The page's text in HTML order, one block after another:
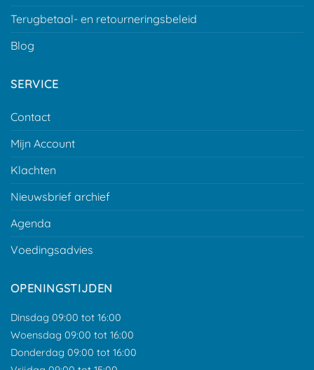
Terugbetaal- en retourneringsbeleid
Blog
SERVICE
Contact
Mijn Account
Klachten
Nieuwsbrief archief
Agenda
Voedingsadvies
OPENINGSTIJDEN
Dinsdag 09:00 tot 16:00
Woensdag 09:00 tot 16:00
Donderdag 09:00 tot 16:00